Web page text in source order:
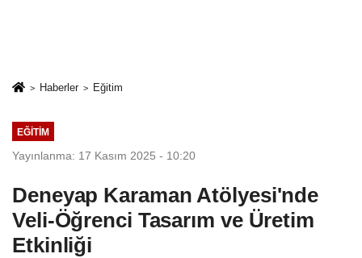
Haberler Eğitim
EĞITIM
Yayınlanma: 17 Kasım 2025 - 10:20
Deneyap Karaman Atölyesi'nde
Veli-Öğrenci Tasarım ve Üretim
Etkinliği